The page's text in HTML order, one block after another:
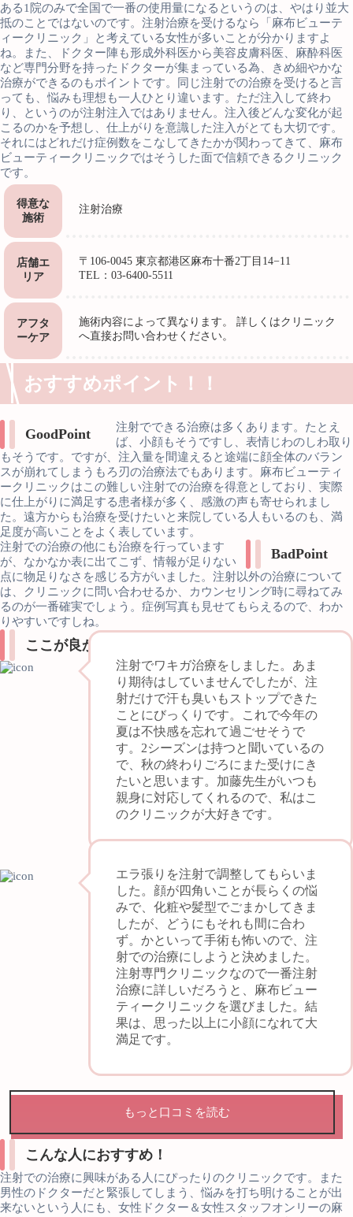
ある1院のみで全国で一番の使用量になるというのは、やはり並大
抵のことではないのです。注射治療を受けるなら「麻布ビューテ
ィークリニック」と考えている女性が多いことが分かりますよ
ね。また、ドクター陣も形成外科医から美容皮膚科医、麻酔科医
など専門分野を持ったドクターが集まっている為、きめ細やかな
治療ができるのもポイントです。同じ注射での治療を受けると言
っても、悩みも理想も一人ひとり違います。ただ注入して終わ
り、というのが注射注入ではありません。注入後どんな変化が起
こるのかを予想し、仕上がりを意識した注入がとても大切です。
それにはどれだけ症例数をこなしてきたかが関わってきて、麻布
ビューティークリニックではそうした面で信頼できるクリニック
です。
得意な
施術
注射治療
店舗エ
リア
〒106-0045 東京都港区麻布十番2丁目14−11
TEL：03-6400-5511
アフタ
ーケア
施術内容によって異なります。 詳しくはクリニック
へ直接お問い合わせください。
おすすめポイント！！
GoodPoint
注射でできる治療は多くあります。たとえ
ば、小顔もそうですし、表情じわのしわ取り
もそうです。ですが、注入量を間違えると途端に顔全体のバラン
スが崩れてしまうもろ刃の治療法でもあります。麻布ビューティ
ークリニックはこの難しい注射での治療を得意としており、実際
に仕上がりに満足する患者様が多く、感激の声も寄せられまし
た。遠方からも治療を受けたいと来院している人もいるのも、満
足度が高いことをよく表しています。
BadPoint
注射での治療の他にも治療を行っています
が、なかなか表に出てこず、情報が足りない
点に物足りなさを感じる方がいました。注射以外の治療について
は、クリニックに問い合わせるか、カウンセリング時に尋ねてみ
るのが一番確実でしょう。症例写真も見せてもらえるので、わか
りやすいですしね。
ここが良かった！リアルボイス
注射でワキガ治療をしました。あま
り期待はしていませんでしたが、注
射だけで汗も臭いもストップできた
ことにびっくりです。これで今年の
夏は不快感を忘れて過ごせそうで
す。2シーズンは持つと聞いているの
で、秋の終わりごろにまた受けにき
たいと思います。加藤先生がいつも
親身に対応してくれるので、私はこ
のクリニックが大好きです。
エラ張りを注射で調整してもらいま
した。顔が四角いことが長らくの悩
みで、化粧や髪型でごまかしてきま
したが、どうにもそれも間に合わ
ず。かといって手術も怖いので、注
射での治療にしようと決めました。
注射専門クリニックなので一番注射
治療に詳しいだろうと、麻布ビュー
ティークリニックを選びました。結
果は、思った以上に小顔になれて大
満足です。
もっと口コミを読む
こんな人におすすめ！
注射での治療に興味がある人にぴったりのクリニックです。また
男性のドクターだと緊張してしまう、悩みを打ち明けることが出
来ないという人にも、女性ドクター＆女性スタッフオンリーの麻